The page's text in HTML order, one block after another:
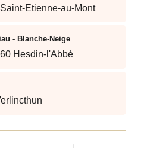
Etienne-au-Mont
- Blanche-Neige
Hesdin-l'Abbé